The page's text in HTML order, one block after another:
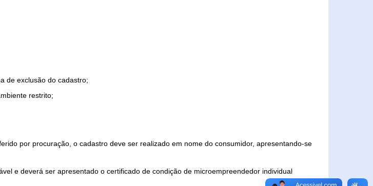
de exclusão do cadastro;
restrito;
por procuração, o cadastro deve ser realizado em nome do consumidor, apresentando-se
e deverá ser apresentado o certificado de condição de microempreendedor individual